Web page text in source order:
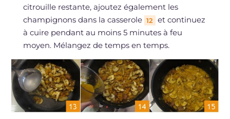
citrouille restante, ajoutez également les
champignons dans la casserole 12
et continuez
à cuire pendant au moins 5 minutes à feu
moyen. Mélangez de temps en temps.